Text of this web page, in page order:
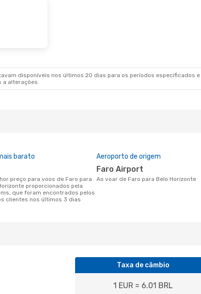
BHZ
- FAO
disponíveis nos últimos 20 dias para os períodos especificados
a alterações.
barato
proporcionados pela
que foram encontrados pelos
clientes nos últimos 3 dias
Aeroporto de origem
Faro Airport
Ao voar de Faro para Belo Horizonte
Taxa de câmbio
1 EUR = 6.01 BRL